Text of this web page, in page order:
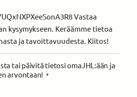
Vastaa
kysymykseen. Keräämme tietoa
ja tavoittavuudesta. Kiitos!
tai päivitä tietosi omaJHL:ään ja
arvontaan!